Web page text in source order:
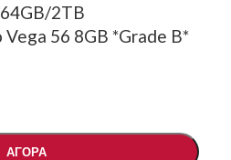
2TB
56 8GB *Grade B*
ΑΓΟΡΑ